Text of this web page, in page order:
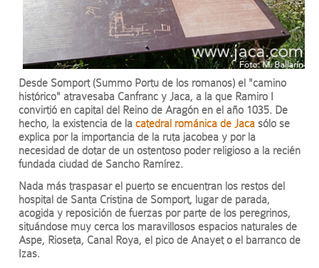
Desde Somport (Summo Portu de los romanos) el "camino
histórico" atravesaba Canfranc y Jaca, a la que Ramiro I
convirtió en capital del Reino de Aragón en el año 1035. De
hecho, la existencia de la catedral románica de Jaca sólo se
explica por la importancia de la ruta jacobea y por la
necesidad de dotar de un ostentoso poder religioso a la recién
fundada ciudad de Sancho Ramírez.
Nada más traspasar el puerto se encuentran los restos del
hospital de Santa Cristina de Somport, lugar de parada,
acogida y reposición de fuerzas por parte de los peregrinos,
situándose muy cerca los maravillosos espacios naturales de
Aspe, Rioseta, Canal Roya, el pico de Anayet o el barranco de
Izas.